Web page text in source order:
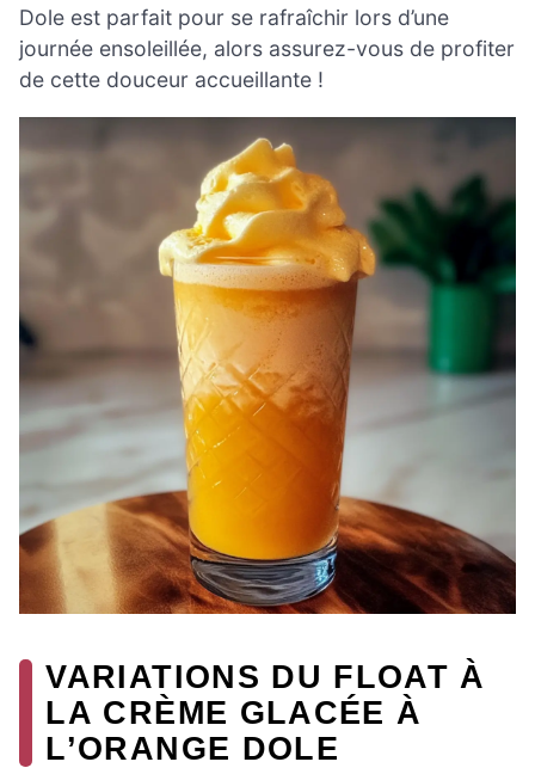
Dole est parfait pour se rafraîchir lors d’une
journée ensoleillée, alors assurez-vous de profiter
de cette douceur accueillante !
VARIATIONS DU FLOAT À
LA CRÈME GLACÉE À
L’ORANGE DOLE